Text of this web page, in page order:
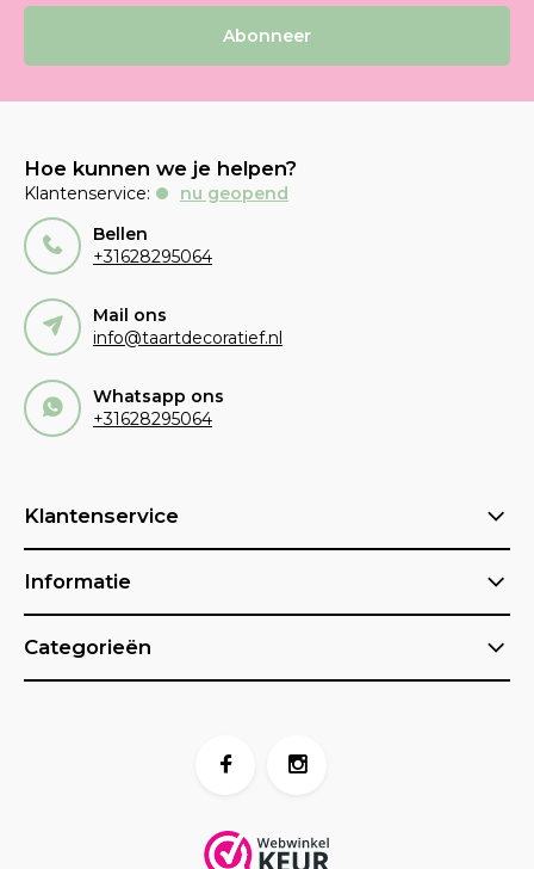
Abonneer
Hoe kunnen we je helpen?
Klantenservice:
nu geopend
Bellen
+31628295064
Mail ons
info@taartdecoratief.nl
Whatsapp ons
+31628295064
Klantenservice
Informatie
Categorieën